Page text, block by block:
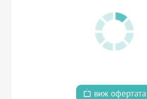
виж офертата